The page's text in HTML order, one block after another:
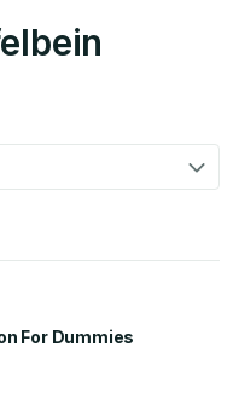
For Dummies